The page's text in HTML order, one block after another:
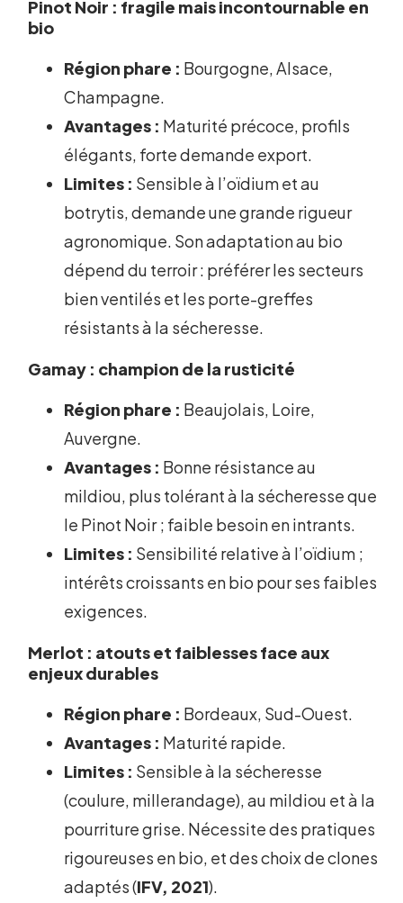
Pinot Noir : fragile mais incontournable en
bio
Région phare : Bourgogne, Alsace,
Champagne.
Avantages : Maturité précoce, profils
élégants, forte demande export.
Limites : Sensible à l’oïdium et au
botrytis, demande une grande rigueur
agronomique. Son adaptation au bio
dépend du terroir : préférer les secteurs
bien ventilés et les porte-greffes
résistants à la sécheresse.
Gamay : champion de la rusticité
Région phare : Beaujolais, Loire,
Auvergne.
Avantages : Bonne résistance au
mildiou, plus tolérant à la sécheresse que
le Pinot Noir ; faible besoin en intrants.
Limites : Sensibilité relative à l’oïdium ;
intérêts croissants en bio pour ses faibles
exigences.
Merlot : atouts et faiblesses face aux
enjeux durables
Région phare : Bordeaux, Sud-Ouest.
Avantages : Maturité rapide.
Limites : Sensible à la sécheresse
(coulure, millerandage), au mildiou et à la
pourriture grise. Nécessite des pratiques
rigoureuses en bio, et des choix de clones
adaptés (IFV, 2021).